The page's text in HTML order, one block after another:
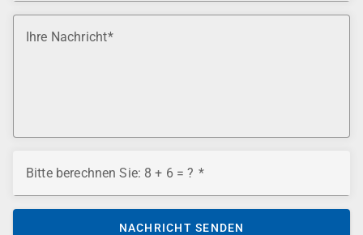
Ihre Nachricht
Bitte berechnen Sie: 8 + 6 = ?
NACHRICHT SENDEN